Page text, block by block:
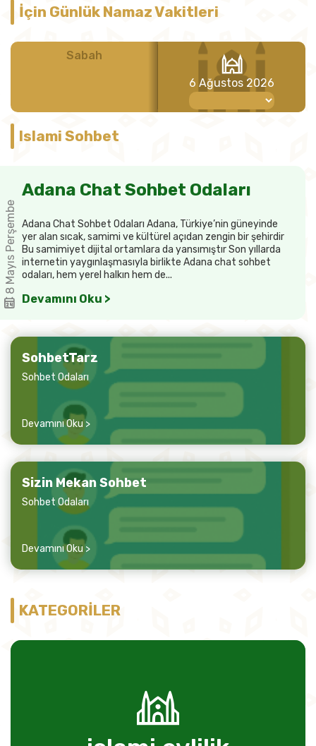
İçin Günlük Namaz Vakitleri
Sabah Öğle
6 Ağustos 2026
Islami Sohbet
8 Mayıs Perşembe
Adana Chat Sohbet Odaları
Adana Chat Sohbet Odaları Adana, Türkiye’nin güneyinde
yer alan sıcak, samimi ve kültürel açıdan zengin bir şehirdir
Bu samimiyet dijital ortamlara da yansımıştır Son yıllarda
internetin yaygınlaşmasıyla birlikte Adana chat sohbet
odaları, hem yerel halkın hem de...
Devamını Oku >
SohbetTarz
Sohbet Odaları
Devamını Oku >
Sizin Mekan Sohbet
Sohbet Odaları
Devamını Oku >
KATEGORİLER